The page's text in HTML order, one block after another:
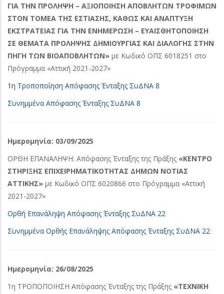
ΓΙΑ ΤΗΝ ΠΡΟΛΗΨΗ – ΑΞΙΟΠΟΙΗΣΗ ΑΠΟΒΛΗΤΩΝ ΤΡΟΦΙΜΩΝ
ΣΤΟΝ ΤΟΜΕΑ ΤΗΣ ΕΣΤΙΑΣΗΣ, ΚΑΘΩΣ ΚΑΙ ΑΝΑΠΤΥΞΗ
ΕΚΣΤΡΑΤΕΙΑΣ ΓΙΑ ΤΗΝ ΕΝΗΜΕΡΩΣΗ – ΕΥΑΙΣΘΗΤΟΠΟΙΗΣΗ
ΣΕ ΘΕΜΑΤΑ ΠΡΟΛΗΨΗΣ ΔΗΜΙΟΥΡΓΙΑΣ ΚΑΙ ΔΙΑΛΟΓΗΣ ΣΤΗΝ
ΠΗΓΗ ΤΩΝ ΒΙΟΑΠΟΒΛΗΤΩΝ» με Κωδικό ΟΠΣ 6018251 στο
Πρόγραμμα «Αττική 2021-2027»
1η Τροποποίηση Απόφασης Ένταξης ΣυΔΝΑ 8
Συνημμένα Απόφασης Ένταξης ΣυΔΝΑ 8
Ημερομηνία: 03/09/2025
ΟΡΘΗ ΕΠΑΝΑΛΗΨΗ: Απόφασης Ένταξης της Πράξης «ΚΕΝΤΡΟ
ΣΤΗΡΙΞΗΣ ΕΠΙΧΕΙΡΗΜΑΤΙΚΟΤΗΤΑΣ ΔΗΜΩΝ ΝΟΤΙΑΣ
ΑΤΤΙΚΗΣ» με Κωδικό ΟΠΣ 6020866 στο Πρόγραμμα «Αττική
2021-2027»
Ορθή Επανάληψη Απόφασης Ένταξης ΣυΔΝΑ 22
Συνημμένα Ορθής Επανάληψης Απόφασης Ένταξης ΣυΔΝΑ 22
Ημερομηνία: 26/08/2025
1η ΤΡΟΠΟΠΟΙΗΣΗ Απόφασης Ένταξης της Πράξης «ΤΕΧΝΙΚΗ